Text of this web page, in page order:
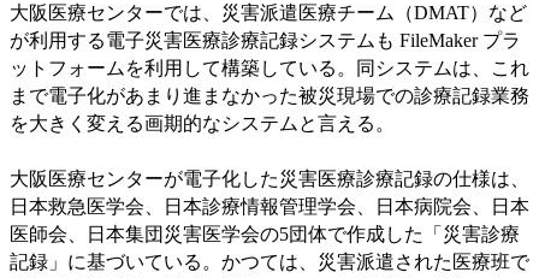
大阪医療センターでは、災害派遣医療チーム（DMAT）など
が利用する電子災害医療診療記録システムも FileMaker プラ
ットフォームを利用して構築している。同システムは、これ
まで電子化があまり進まなかった被災現場での診療記録業務
を大きく変える画期的なシステムと言える。
大阪医療センターが電子化した災害医療診療記録の仕様は、
日本救急医学会、日本診療情報管理学会、日本病院会、日本
医師会、日本集団災害医学会の5団体で作成した「災害診療
記録」に基づいている。かつては、災害派遣された医療班で